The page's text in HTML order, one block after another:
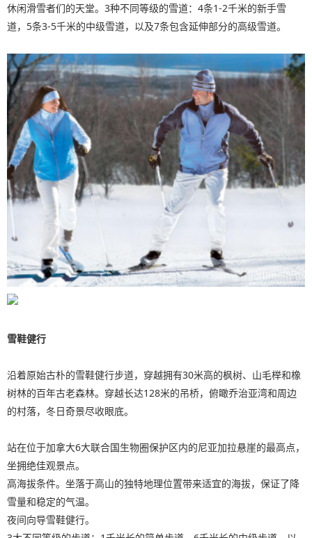
休闲滑雪者们的天堂。3种不同等级的雪道：4条1-2千米的新手雪
道，5条3-5千米的中级雪道，以及7条包含延伸部分的高级雪道。
雪鞋健行
沿着原始古朴的雪鞋健行步道，穿越拥有30米高的枫树、山毛榉和橡
树林的百年古老森林。穿越长达128米的吊桥，俯瞰乔治亚湾和周边
的村落，冬日奇景尽收眼底。
站在位于加拿大6大联合国生物圈保护区内的尼亚加拉悬崖的最高点，
坐拥绝佳观景点。
高海拔条件。坐落于高山的独特地理位置带来适宜的海拔，保证了降
雪量和稳定的气温。
夜间向导雪鞋健行。